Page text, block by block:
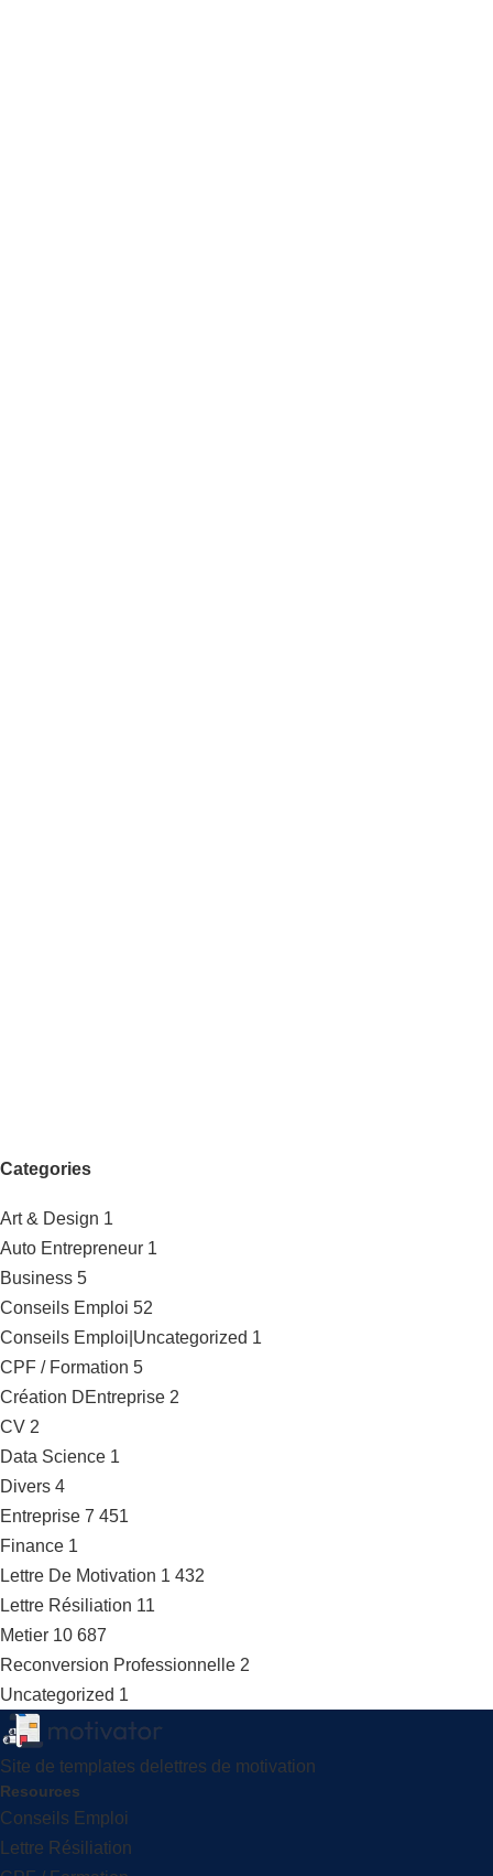
Categories
Art & Design 1
Auto Entrepreneur 1
Business 5
Conseils Emploi 52
Conseils Emploi|Uncategorized 1
CPF / Formation 5
Création DEntreprise 2
CV 2
Data Science 1
Divers 4
Entreprise 7 451
Finance 1
Lettre De Motivation 1 432
Lettre Résiliation 11
Metier 10 687
Reconversion Professionnelle 2
Uncategorized 1
Site de templates delettres de motivation
Resources
Conseils Emploi
Lettre Résiliation